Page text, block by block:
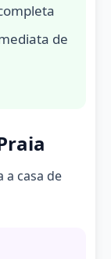
de
a casa de